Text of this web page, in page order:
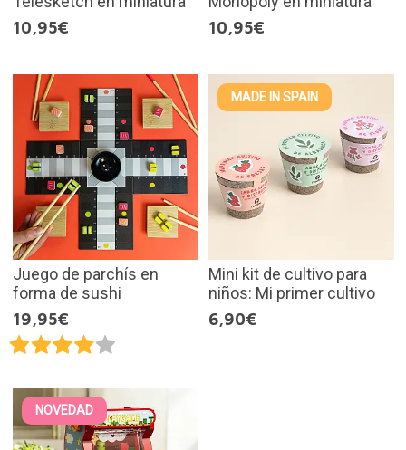
10,95€
10,95€
Juego de parchís en
forma de sushi
19,95€
MADE IN SPAIN
Mini kit de cultivo para
niños: Mi primer cultivo
6,90€
NOVEDAD